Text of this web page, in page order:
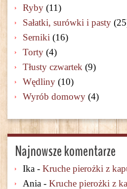
Ryby (11)
Sałatki, surówki i pasty
Serniki (16)
Torty (4)
Tłusty czwartek (9)
Wędliny (10)
Wyrób domowy (4)
Najnowsze komentarze
Ika - Kruche pierożki z
Ania - Kruche pierożki z